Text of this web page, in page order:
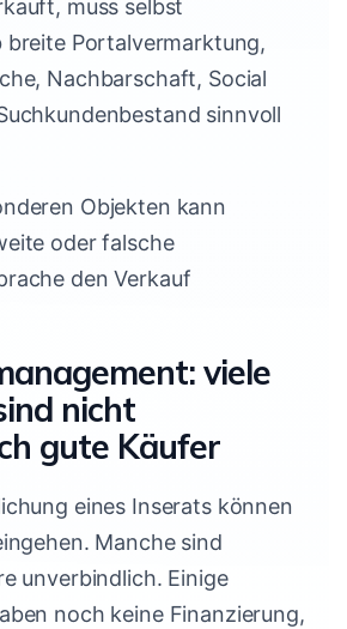
muss selbst
breite Portalvermarktung,
Nachbarschaft, Social
sinnvoll
Objekten kann
oder falsche
den Verkauf
viele
nicht
gute Käufer
eines Inserats können
Manche sind
unverbindlich. Einige
noch keine Finanzierung,